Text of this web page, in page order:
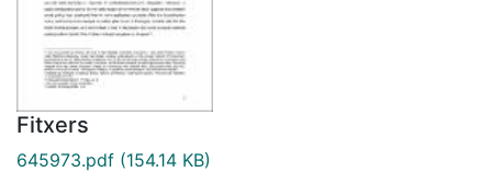
Fitxers
645973.pdf (154.14 KB)